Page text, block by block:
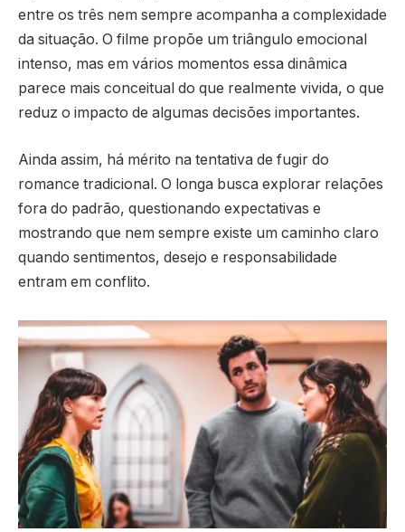
entre os três nem sempre acompanha a complexidade
da situação. O filme propõe um triângulo emocional
intenso, mas em vários momentos essa dinâmica
parece mais conceitual do que realmente vivida, o que
reduz o impacto de algumas decisões importantes.
Ainda assim, há mérito na tentativa de fugir do
romance tradicional. O longa busca explorar relações
fora do padrão, questionando expectativas e
mostrando que nem sempre existe um caminho claro
quando sentimentos, desejo e responsabilidade
entram em conflito.